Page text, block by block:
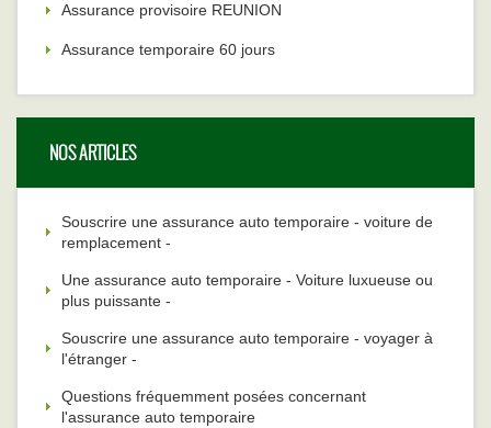
Assurance provisoire REUNION
Assurance temporaire 60 jours
NOS ARTICLES
Souscrire une assurance auto temporaire - voiture de
remplacement -
Une assurance auto temporaire - Voiture luxueuse ou
plus puissante -
Souscrire une assurance auto temporaire - voyager à
l'étranger -
Questions fréquemment posées concernant
l'assurance auto temporaire